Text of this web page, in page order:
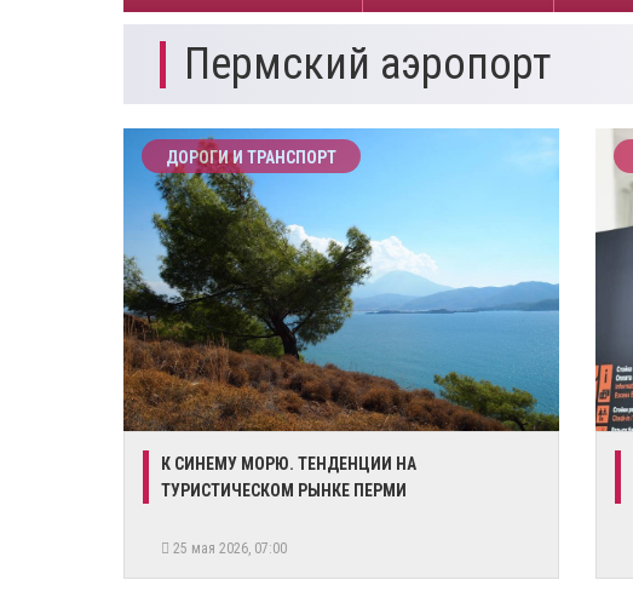
Пермский аэропорт
ДОРОГИ И ТРАНСПОРТ
К СИНЕМУ МОРЮ. ТЕНДЕНЦИИ НА
ТУРИСТИЧЕСКОМ РЫНКЕ ПЕРМИ
25 мая 2026, 07:00